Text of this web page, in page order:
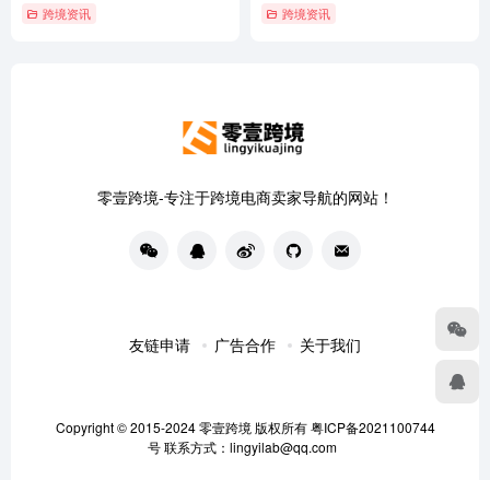
跨境资讯 跨境资讯
零壹跨境-专注于跨境电商卖家导航的网站！
友链申请 广告合作 关于我们
Copyright © 2015-2024零壹跨境 版权所有粤ICP备2021100744
号联系方式：lingyilab@qq.com